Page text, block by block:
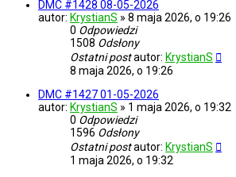
DMC #1428 08-05-2026
autor: KrystianS » 8 maja 2026, o 19:26
0 Odpowiedzi
1508 Odsłony
Ostatni postautor: KrystianS
8 maja 2026, o 19:26
DMC #1427 01-05-2026
autor: KrystianS » 1 maja 2026, o 19:32
0 Odpowiedzi
1596 Odsłony
Ostatni postautor: KrystianS
1 maja 2026, o 19:32